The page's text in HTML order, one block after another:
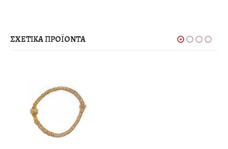
ΣΧΕΤΙΚΆ ΠΡΟΪΌΝΤΑ